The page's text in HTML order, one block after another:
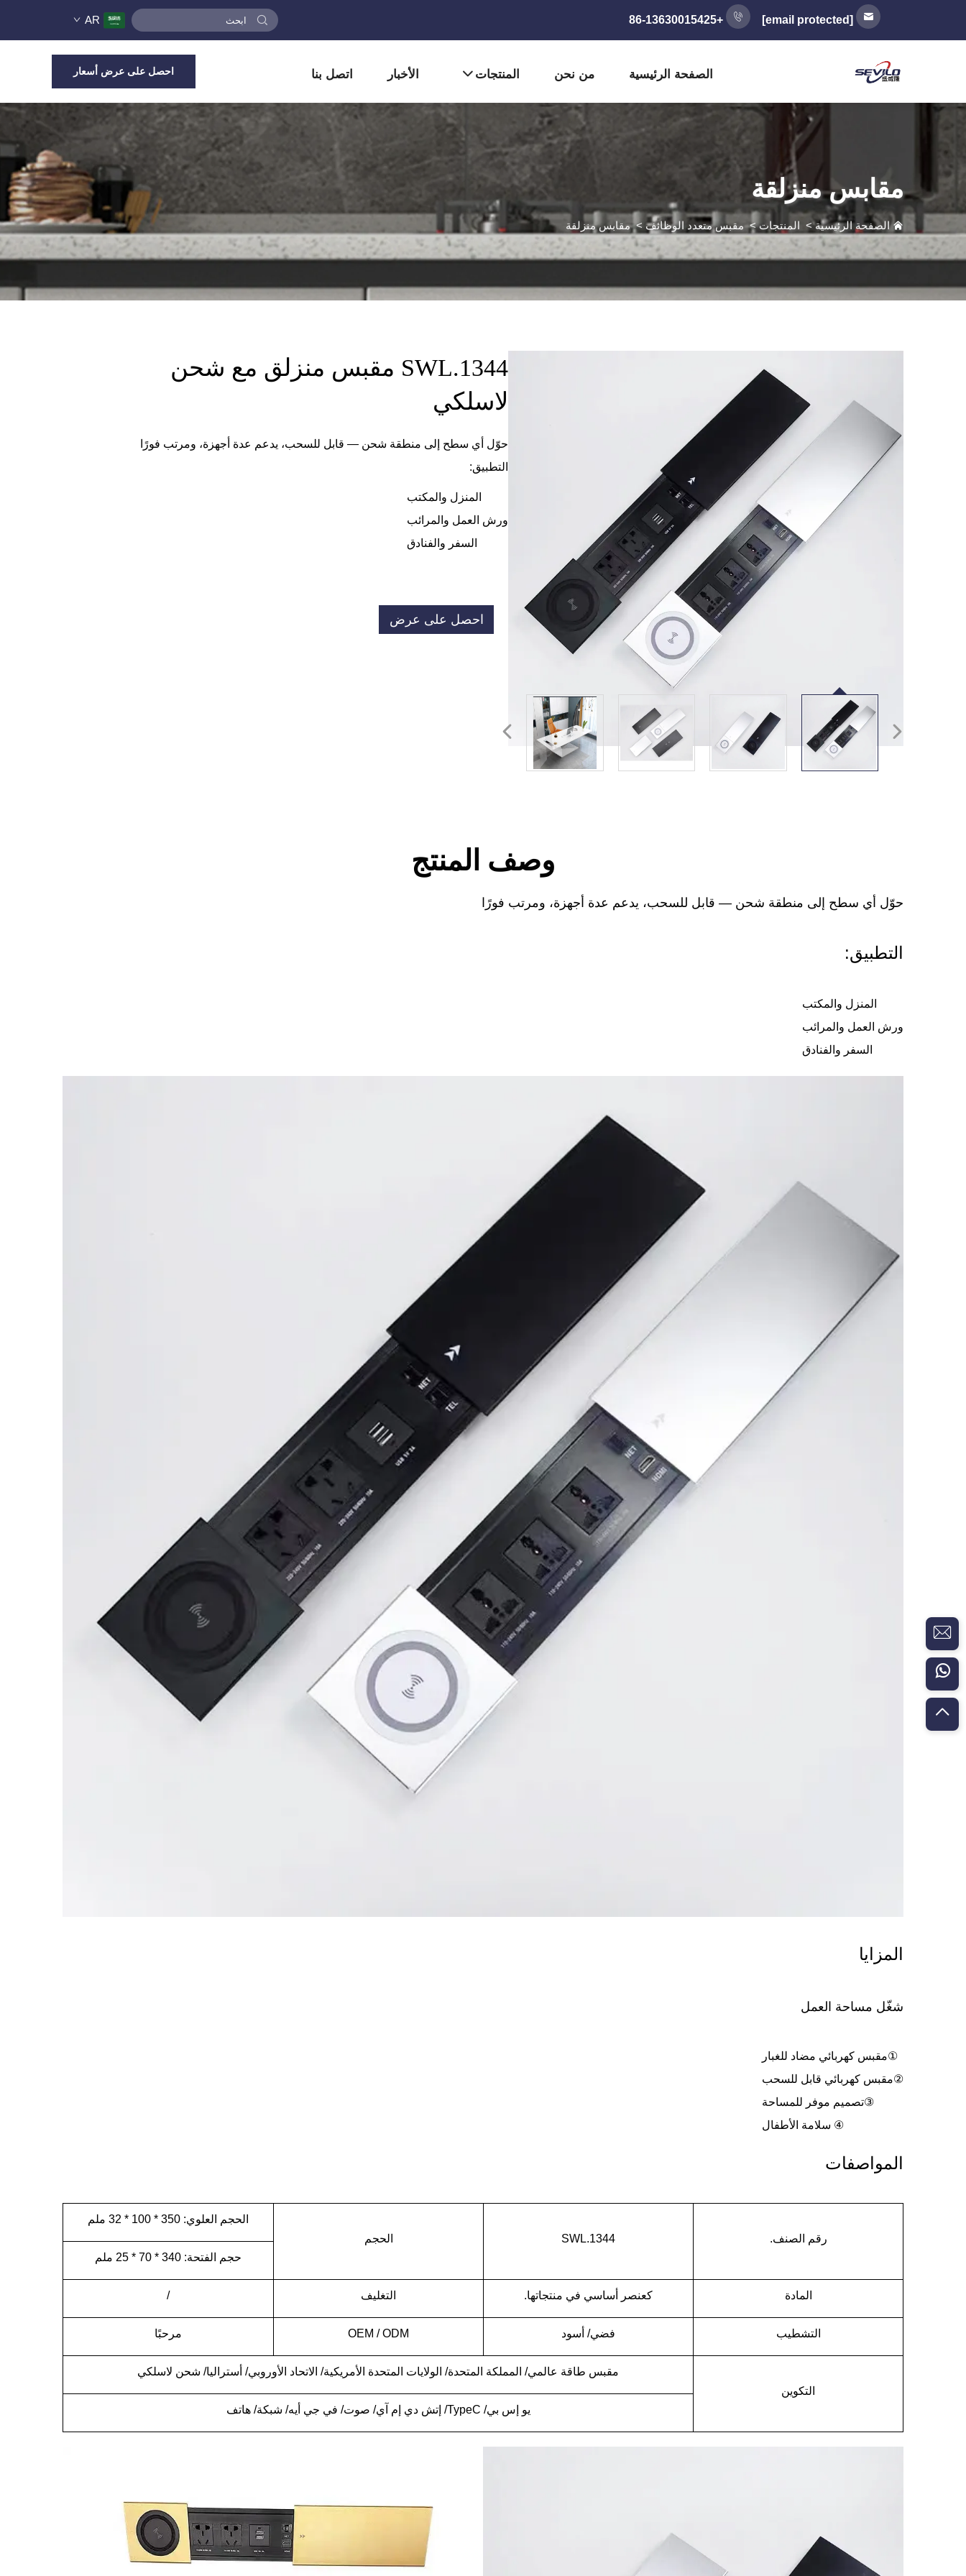
[email protected]
+86-13630015425
AR
الصفحة الرئيسية من نحن المنتجات الأخبار اتصل بنا احصل على عرض أسعار
مقابس منزلقة
الصفحة الرئيسية> المنتجات>مقبس متعدد الوظائف >مقابس منزلقة
SWL.1344 مقبس منزلق مع شحن
لاسلكي
حوّل أي سطح إلى منطقة شحن — قابل للسحب، يدعم عدة أجهزة، ومرتب فورًا
التطبيق:
المنزل والمكتب
ورش العمل والمرائب
السفر والفنادق
احصل على عرض
وصف المنتج
حوّل أي سطح إلى منطقة شحن — قابل للسحب، يدعم عدة أجهزة، ومرتب فورًا
التطبيق:
المنزل والمكتب
ورش العمل والمرائب
السفر والفنادق
المزايا
شغّل مساحة العمل
①مقبس كهربائي مضاد للغبار
②مقبس كهربائي قابل للسحب
③تصميم موفر للمساحة
④ سلامة الأطفال
المواصفات
رقم الصنف. SWL.1344 الحجم
الحجم العلوي: 350 * 100 * 32 ملم
حجم الفتحة: 340 * 70 * 25 ملم
المادة كعنصر أساسي في منتجاتها. التغليف /
التشطيب فضي/ أسود OEM / ODM مرحبًا
التكوين
مقبس طاقة عالمي/ المملكة المتحدة/ الولايات المتحدة الأمريكية/ الاتحاد الأوروبي/ أستراليا/ شحن لاسلكي
يو إس بي/ TypeC/ إتش دي إم آي/ صوت/ في جي أيه/ شبكة/ هاتف